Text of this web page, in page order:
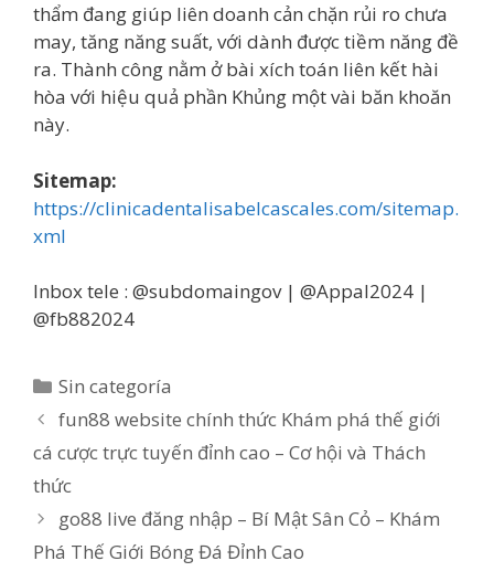
thẩm đang giúp liên doanh cản chặn rủi ro chưa
may, tăng năng suất, với dành được tiềm năng đề
ra. Thành công nằm ở bài xích toán liên kết hài
hòa với hiệu quả phần Khủng một vài băn khoăn
này.
Sitemap:
https://clinicadentalisabelcascales.com/sitemap.
xml
Inbox tele : @subdomaingov | @Appal2024 |
@fb882024
Categorías
Sin categoría
fun88 website chính thức Khám phá thế giới
cá cược trực tuyến đỉnh cao – Cơ hội và Thách
thức
go88 live đăng nhập – Bí Mật Sân Cỏ – Khám
Phá Thế Giới Bóng Đá Đỉnh Cao